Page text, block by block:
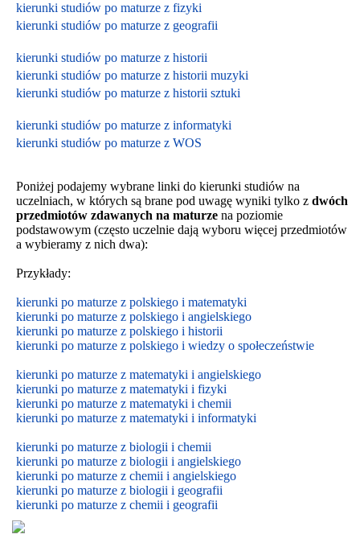
kierunki studiów po maturze z fizyki
kierunki studiów po maturze z geografii
kierunki studiów po maturze z historii
kierunki studiów po maturze z historii muzyki
kierunki studiów po maturze z historii sztuki
kierunki studiów po maturze z informatyki
kierunki studiów po maturze z WOS
Poniżej podajemy wybrane linki do kierunki studiów na
uczelniach, w których są brane pod uwagę wyniki tylko z dwóch
przedmiotów zdawanych na maturze na poziomie
podstawowym (często uczelnie dają wyboru więcej przedmiotów
a wybieramy z nich dwa):
Przykłady:
kierunki po maturze z polskiego i matematyki
kierunki po maturze z polskiego i angielskiego
kierunki po maturze z polskiego i historii
kierunki po maturze z polskiego i wiedzy o społeczeństwie
kierunki po maturze z matematyki i angielskiego
kierunki po maturze z matematyki i fizyki
kierunki po maturze z matematyki i chemii
kierunki po maturze z matematyki i informatyki
kierunki po maturze z biologii i chemii
kierunki po maturze z biologii i angielskiego
kierunki po maturze z chemii i angielskiego
kierunki po maturze z biologii i geografii
kierunki po maturze z chemii i geografii